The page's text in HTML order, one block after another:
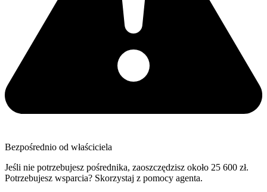
Bezpośrednio od właściciela
Jeśli nie potrzebujesz pośrednika, zaoszczędzisz około 25 600 zł.
Potrzebujesz wsparcia? Skorzystaj z pomocy agenta.